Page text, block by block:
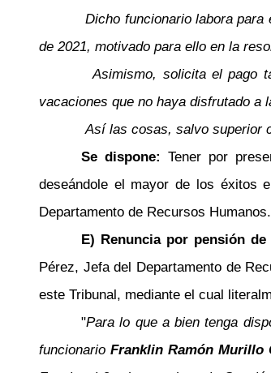
Dicho funcionario labora
de 2021, motivado para ello en la
Asimismo, solicita el pago
vacaciones que no haya disfrutado a
Así las cosas, salvo superior
Se dispone:Tener por
deseándole el mayor de los éxitos
Departamento de Recursos Humanos.
E) Renuncia por pensión
Pérez, Jefa del Departamento de
este Tribunal, mediante el cual
"Para lo que a bien tenga
funcionarioFranklin Ramón Murillo